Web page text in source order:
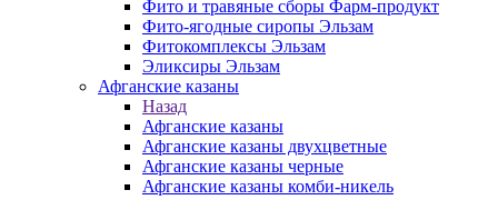
Фито и травяные сборы Фарм-продукт
Фито-ягодные сиропы Эльзам
Фитокомплексы Эльзам
Эликсиры Эльзам
Афганские казаны
Назад
Афганские казаны
Афганские казаны двухцветные
Афганские казаны черные
Афганские казаны комби-никель